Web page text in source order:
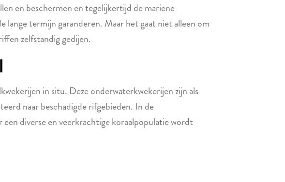
en beschermen en tegelijkertijd de mariene
termijn garanderen. Maar het gaat niet alleen om
zelfstandig gedijen.
in situ. Deze onderwaterkwekerijen zijn als
naar beschadigde rifgebieden. In de
diverse en veerkrachtige koraalpopulatie wordt